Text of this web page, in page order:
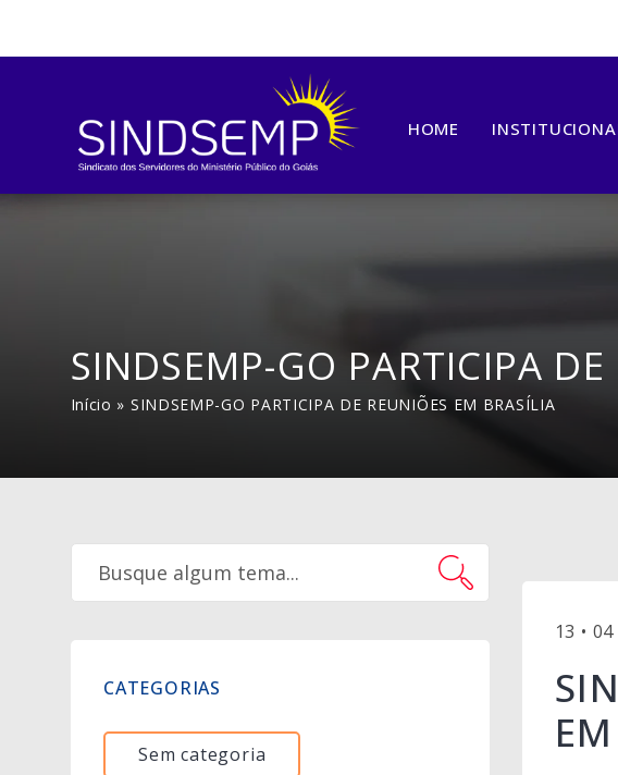
HOME
SINDSEMP-GO PARTICIPA
Início » SINDSEMP-GO PARTICIPA DE REUNIÕES EM BRASÍLIA
CATEGORIAS
Sem categoria
13 •